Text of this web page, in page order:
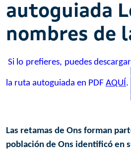
autoguiada
nombres de
Si lo prefieres, puedes
la ruta autoguiada en PDF AQUÍ.
Las retamas de Ons forman
población de Ons identificó en